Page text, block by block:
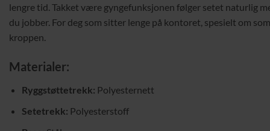
lengre tid. Takket være gyngefunksjonen følger setet naturlig
du jobber. For deg som sitter lenge på kontoret, spesielt om
kroppen.
Materialer:
Ryggstøttetrekk: Polyesternett
Setetrekk: Polyesterstoff